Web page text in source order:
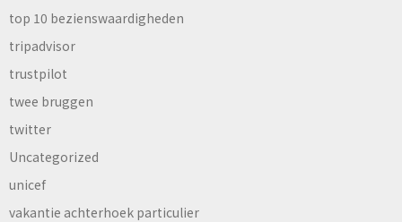
top 10 bezienswaardigheden
tripadvisor
trustpilot
twee bruggen
twitter
Uncategorized
unicef
vakantie achterhoek particulier